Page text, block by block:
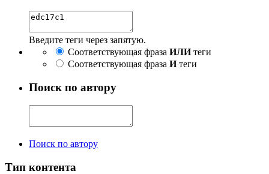
Введите теги через запятую.
Соответствующая фраза ИЛИтеги
Соответствующая фраза Итеги
Поиск по автору
Поиск по автору
Тип контента